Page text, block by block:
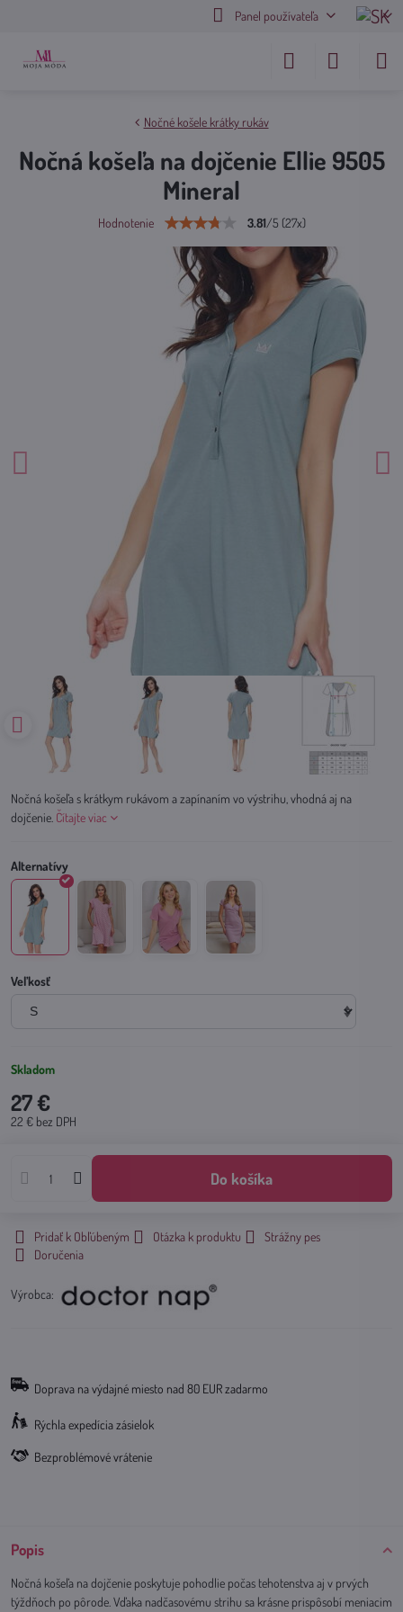
Panel používateľa
Nočné košele krátky rukáv
Nočná košeľa na dojčenie Ellie 9505
Mineral
Hodnotenie 3.81/5 (27x)
Nočná košeľa s krátkym rukávom a zapínaním vo výstrihu, vhodná aj na
dojčenie. Čítajte viac
Veľkosť
Skladom
27 €
22 € bez DPH
Do košíka
Pridať k Obľúbeným Otázka k produktu
Strážny pes
Doručenia
Výrobca:
Doprava na výdajné miesto nad 80 EUR zadarmo
Rýchla expedícia zásielok
Bezproblémové vrátenie
Popis
Nočná košeľa na dojčenie poskytuje pohodlie počas tehotenstva aj v prvých
týždňoch po pôrode. Vďaka nadčasovému strihu sa krásne prispôsobí meniacim